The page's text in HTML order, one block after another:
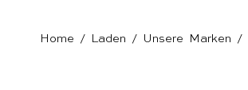
Home / Laden / Unsere Marken /